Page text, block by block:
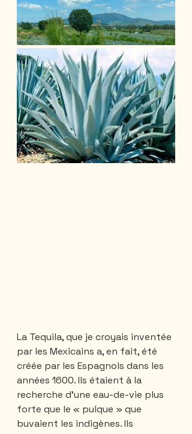
La Tequila, que je croyais inventée
par les Mexicains a, en fait, été
créée par les Espagnols dans les
années 1600. Ils étaient à la
recherche d'une eau-de-vie plus
forte que le « pulque » que
buvaient les indigènes. Ils